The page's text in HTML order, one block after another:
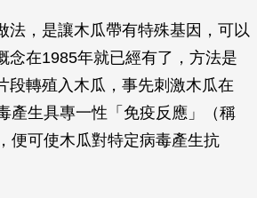
法，是讓木瓜帶有特殊基因，可以
念在1985年就已經有了，方法是
段轉殖入木瓜，事先刺激木瓜在
產生具專一性「免疫反應」（稱
便可使木瓜對特定病毒產生抗